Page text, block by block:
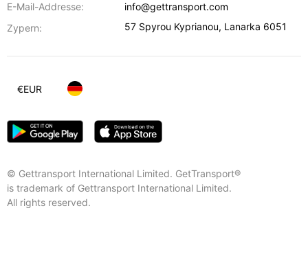
E-Mail-Addresse:
info@gettransport.com
Zypern:
57 Spyrou Kyprianou, Lanarka 6051
© Gettransport International Limited. GetTransport®
is trademark of Gettransport International Limited.
All rights reserved.
€EUR